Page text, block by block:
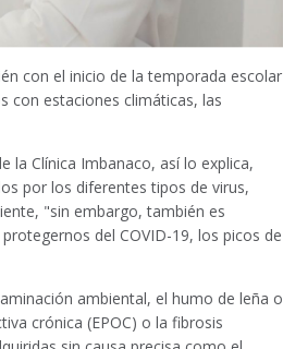
con el inicio de la temporada escolar
con estaciones climáticas, las
la Clínica Imbanaco, así lo explica,
por los diferentes tipos de virus,
"sin embargo, también es
del COVID-19, los picos de
ambiental, el humo de leña o
crónica (EPOC) o la fibrosis